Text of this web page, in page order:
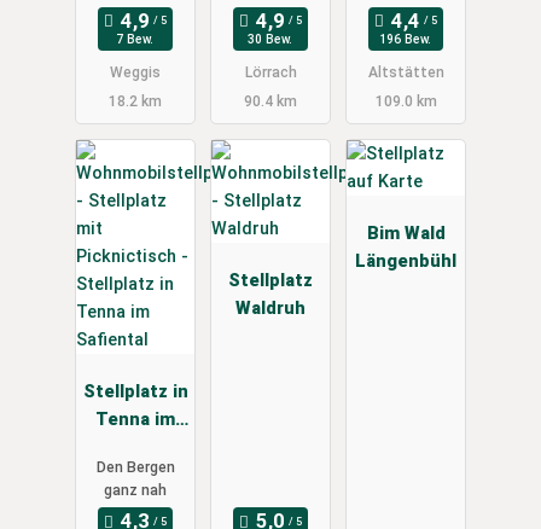
7 Bew.
Weggis
18.2 km
30 Bew.
Lörrach
90.4 km
196 Bew.
Altstätten
109.0 km
Stellplatz in
Tenna im
Den Bergen
ganz nah
Stellplatz
Waldruh
Bim Wald
Längenbühl